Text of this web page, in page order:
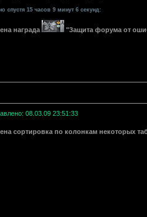
спустя 15 часов 9 минут 6 секунд:
награда "Защита форума от
08.03.09 23:51:33
сортировка по колонкам некоторых